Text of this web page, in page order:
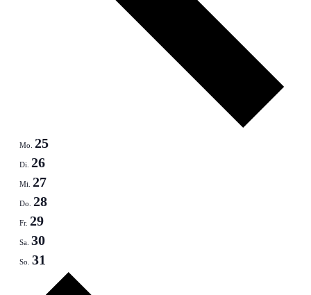
Mo. 25
Di. 26
Mi. 27
Do. 28
Fr. 29
Sa. 30
So. 31